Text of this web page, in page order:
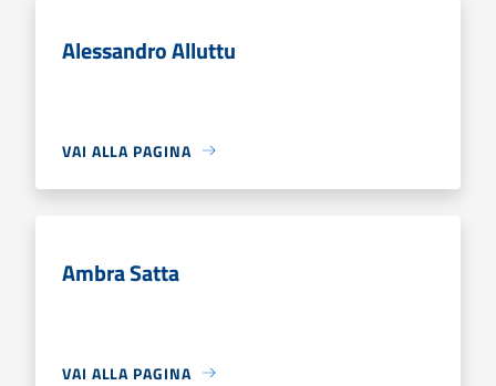
Alessandro Alluttu
VAI ALLA PAGINA
Ambra Satta
VAI ALLA PAGINA